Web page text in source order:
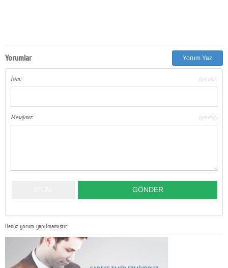
Yorumlar Yorum Yaz
İsim: (gerekli)
Mesajınız: (gerekli)
Henüz yorum yapılmamıştır.